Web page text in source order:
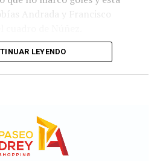
Andrada y Francisco
de la pelota a lo largo del
defendido por Santiago Beltrán.
sin acciones de gol, el elenco
una jugada en la que Ángel
LEYENDO